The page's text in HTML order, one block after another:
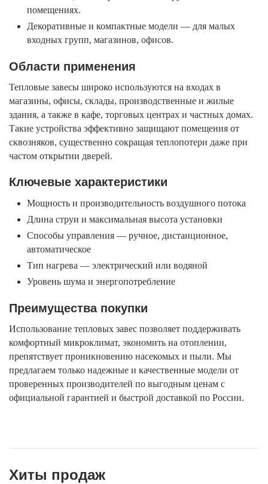
помещениях.
Декоративные и компактные модели — для малых
входных групп, магазинов, офисов.
Области применения
Тепловые завесы широко используются на входах в
магазины, офисы, склады, производственные и жилые
здания, а также в кафе, торговых центрах и частных домах.
Такие устройства эффективно защищают помещения от
сквозняков, существенно сокращая теплопотери даже при
частом открытии дверей.
Ключевые характеристики
Мощность и производительность воздушного потока
Длина струи и максимальная высота установки
Способы управления — ручное, дистанционное,
автоматическое
Тип нагрева — электрический или водяной
Уровень шума и энергопотребление
Преимущества покупки
Использование тепловых завес позволяет поддерживать
комфортный микроклимат, экономить на отоплении,
препятствует проникновению насекомых и пыли. Мы
предлагаем только надежные и качественные модели от
проверенных производителей по выгодным ценам с
официальной гарантией и быстрой доставкой по России.
Хиты продаж